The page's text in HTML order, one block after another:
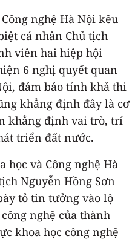
nghệ Hà Nội kêu
cá nhân Chủ tịch
viên hai hiệp hội
6 nghị quyết quan
đảm bảo tính khả thi
khẳng định đây là cơ
khẳng định vai trò, trí
triển đất nước.
học và Công nghệ Hà
Nguyễn Hồng Sơn
tỏ tin tưởng vào lộ
nghệ của thành
khoa học công nghệ